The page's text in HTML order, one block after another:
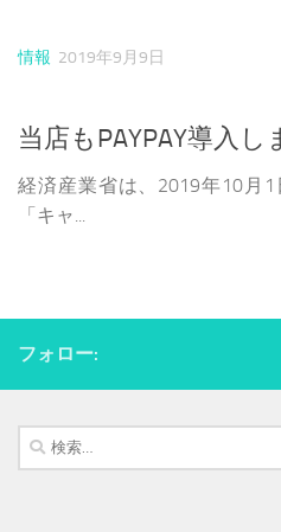
情報 2019年9月9日
当店もPAYPAY導入し
経済産業省は、2019年10月
「キャ...
フォロー:
検
索: